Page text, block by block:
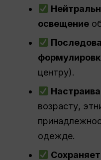
освещение
центру).
возрасту,
одежде.
Сохраняет